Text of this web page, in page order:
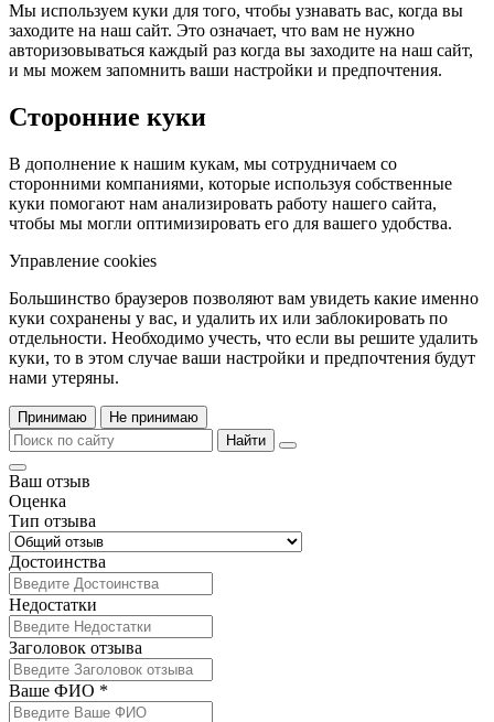
Мы используем куки для того, чтобы узнавать вас, когда вы
заходите на наш сайт. Это означает, что вам не нужно
авторизовываться каждый раз когда вы заходите на наш сайт,
и мы можем запомнить ваши настройки и предпочтения.
Сторонние куки
В дополнение к нашим кукам, мы сотрудничаем со
сторонними компаниями, которые используя собственные
куки помогают нам анализировать работу нашего сайта,
чтобы мы могли оптимизировать его для вашего удобства.
Управление cookies
Большинство браузеров позволяют вам увидеть какие именно
куки сохранены у вас, и удалить их или заблокировать по
отдельности. Необходимо учесть, что если вы решите удалить
куки, то в этом случае ваши настройки и предпочтения будут
нами утеряны.
Принимаю
Не принимаю
Найти
Ваш отзыв
Оценка
Тип отзыва
Достоинства
Недостатки
Заголовок отзыва
Ваше ФИО *